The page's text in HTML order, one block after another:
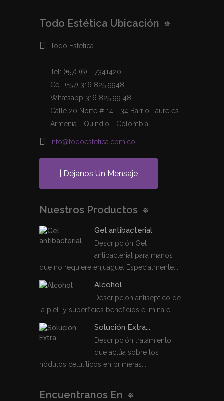
Todo Estética Ubicación
Todo Estética
Tel: (+57) (6) - 7341420
Cel: (+57) 316 825 9948
Whatsapp 316 825 99 48
Calle 20 Norte # 14 - 34 Barrio Laureles
Armenia - Quindío - Colombia
info@todoestetica.com.co
| Déjanos Un Mensaje
Nuestros Productos
Gel antibacterial
Descripción Gel
antibacterial para manos
que no requiere enjuague. Especialmente...
Alcohol
Descripción antiséptico de
la piel y superficies beneficios elimina el...
Solución Extra...
Descripción tratamiento
que actúa sobre los
nódulos celulíticos en primeras...
Encuentranos En